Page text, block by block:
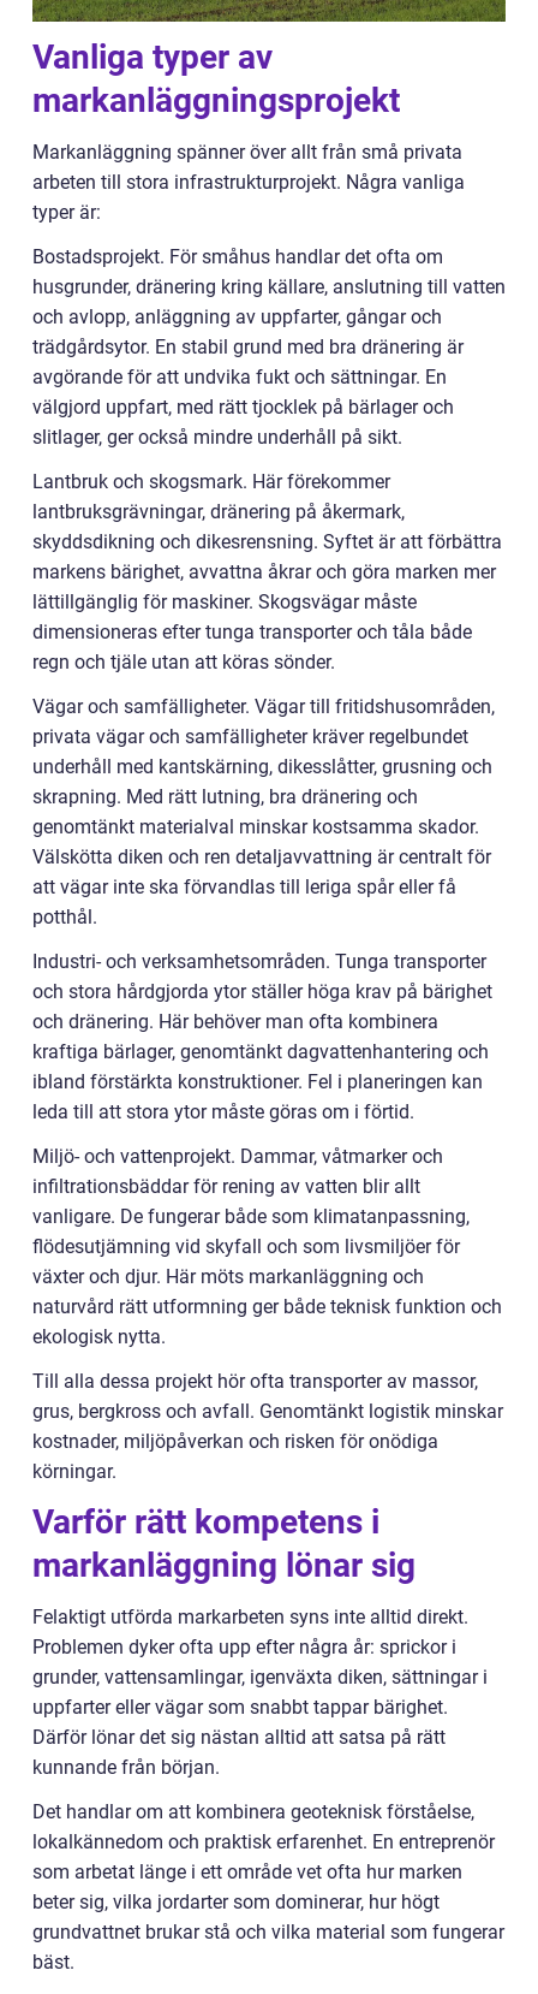
Vanliga typer av
markanläggningsprojekt
Markanläggning spänner över allt från små privata
arbeten till stora infrastrukturprojekt. Några vanliga
typer är:
Bostadsprojekt. För småhus handlar det ofta om
husgrunder, dränering kring källare, anslutning till vatten
och avlopp, anläggning av uppfarter, gångar och
trädgårdsytor. En stabil grund med bra dränering är
avgörande för att undvika fukt och sättningar. En
välgjord uppfart, med rätt tjocklek på bärlager och
slitlager, ger också mindre underhåll på sikt.
Lantbruk och skogsmark. Här förekommer
lantbruksgrävningar, dränering på åkermark,
skyddsdikning och dikesrensning. Syftet är att förbättra
markens bärighet, avvattna åkrar och göra marken mer
lättillgänglig för maskiner. Skogsvägar måste
dimensioneras efter tunga transporter och tåla både
regn och tjäle utan att köras sönder.
Vägar och samfälligheter. Vägar till fritidshusområden,
privata vägar och samfälligheter kräver regelbundet
underhåll med kantskärning, dikesslåtter, grusning och
skrapning. Med rätt lutning, bra dränering och
genomtänkt materialval minskar kostsamma skador.
Välskötta diken och ren detaljavvattning är centralt för
att vägar inte ska förvandlas till leriga spår eller få
potthål.
Industri- och verksamhetsområden. Tunga transporter
och stora hårdgjorda ytor ställer höga krav på bärighet
och dränering. Här behöver man ofta kombinera
kraftiga bärlager, genomtänkt dagvattenhantering och
ibland förstärkta konstruktioner. Fel i planeringen kan
leda till att stora ytor måste göras om i förtid.
Miljö- och vattenprojekt. Dammar, våtmarker och
infiltrationsbäddar för rening av vatten blir allt
vanligare. De fungerar både som klimatanpassning,
flödesutjämning vid skyfall och som livsmiljöer för
växter och djur. Här möts markanläggning och
naturvård rätt utformning ger både teknisk funktion och
ekologisk nytta.
Till alla dessa projekt hör ofta transporter av massor,
grus, bergkross och avfall. Genomtänkt logistik minskar
kostnader, miljöpåverkan och risken för onödiga
körningar.
Varför rätt kompetens i
markanläggning lönar sig
Felaktigt utförda markarbeten syns inte alltid direkt.
Problemen dyker ofta upp efter några år: sprickor i
grunder, vattensamlingar, igenväxta diken, sättningar i
uppfarter eller vägar som snabbt tappar bärighet.
Därför lönar det sig nästan alltid att satsa på rätt
kunnande från början.
Det handlar om att kombinera geoteknisk förståelse,
lokalkännedom och praktisk erfarenhet. En entreprenör
som arbetat länge i ett område vet ofta hur marken
beter sig, vilka jordarter som dominerar, hur högt
grundvattnet brukar stå och vilka material som fungerar
bäst.